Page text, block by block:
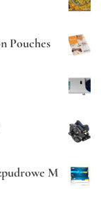
Pouches
M